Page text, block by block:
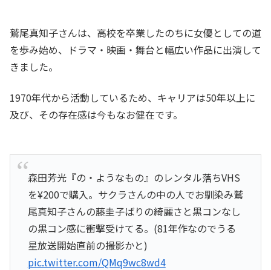
鷲尾真知子さんは、高校を卒業したのちに女優としての道
を歩み始め、ドラマ・映画・舞台と幅広い作品に出演して
きました。
1970年代から活動しているため、キャリアは50年以上に
及び、その存在感は今もなお健在です。
森田芳光『の・ようなもの』のレンタル落ちVHS
を¥200で購入。サクラさんの中の人でお馴染み鷲
尾真知子さんの藤圭子ばりの綺麗さと黒コンなし
の黒コン感に衝撃受けてる。(81年作なのでうる
星放送開始直前の撮影かと)
pic.twitter.com/QMq9wc8wd4